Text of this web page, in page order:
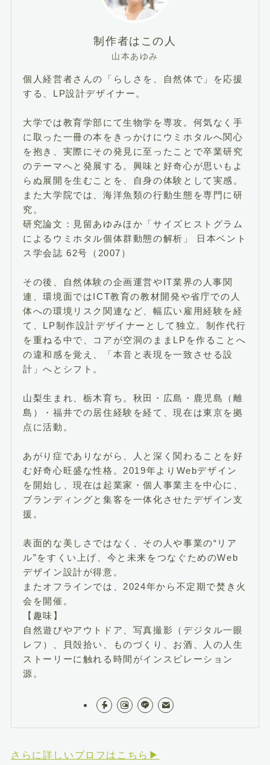
制作者はこの人
山本あゆみ
個人経営者さんの「らしさを、自然体で」を応援
する、LP設計デザイナー。
大学では教育学部にて生物学を専攻。何気なく手
に取った一冊の本をきっかけにウミホタルへ関心
を抱き、実際にその発見に至ったことで卒業研究
のテーマへと発展する。興味と好奇心が思いもよ
らぬ展開を生むことを、自身の体験として実感。
また大学院では、海洋魚類の行動生態を専門に研
究。
研究論文：見留あゆみほか「サイズヒストグラム
によるウミホタル個体群動態の解析」 日本ベント
ス学会誌 62号（2007）
その後、自然体験の企画運営やIT業界の人事関
連、環境面ではICT教育の教材開発や省庁での人
体への環境リスク関連など、幅広い雇用経験を経
て、LP制作設計デザイナーとして独立。制作代行
を重ねる中で、コアが空洞のままLPを作ることへ
の違和感を覚え、「本音と表現を一致させる設
計」へとシフト。
山梨生まれ、栃木育ち。秋田・広島・鹿児島（離
島）・福井での居住経験を経て、現在は東京を拠
点に活動。
あがり症でありながら、人と深く関わることを好
む好奇心旺盛な性格。2019年よりWebデザイン
を開始し、現在は起業家・個人事業主を中心に、
ブランディングと集客を一体化させたデザイン支
援。
表面的な美しさではなく、その人や事業の“リア
ル”をすくい上げ、今と未来をつなぐためのWeb
デザイン設計が得意。
またオフラインでは、2024年から不定期で焚き火
会を開催。
【趣味】
自然遊びやアウトドア、写真撮影（デジタル一眼
レフ）、貝殻拾い、ものづくり、お酒、人の人生
ストーリーに触れる時間がインスピレーション
源。
さらに詳しいプロフはこちら▶︎